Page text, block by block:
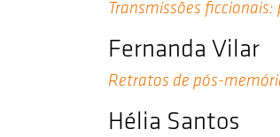
Transmissões
Fernanda Vilar
Retratos de pós-
Hélia Santos